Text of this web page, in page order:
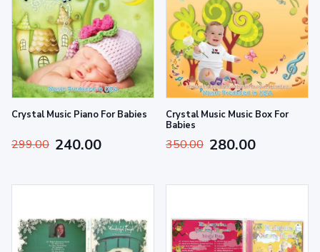
Crystal Music Piano For Babies
299.00 240.00
Crystal Music Music Box For
Babies
350.00 280.00